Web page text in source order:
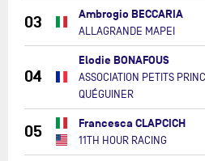
03 Ambrogio BECCARIA
ALLAGRANDE MAPEI
04
Elodie BONAFOUS
ASSOCIATION PETITS
QUÉGUINER
05 Francesca CLAPCICH
11TH HOUR RACING